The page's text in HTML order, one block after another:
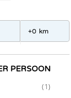
PERSOON
(1)